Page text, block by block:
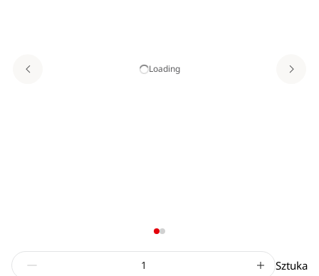
Loading
Sztuka